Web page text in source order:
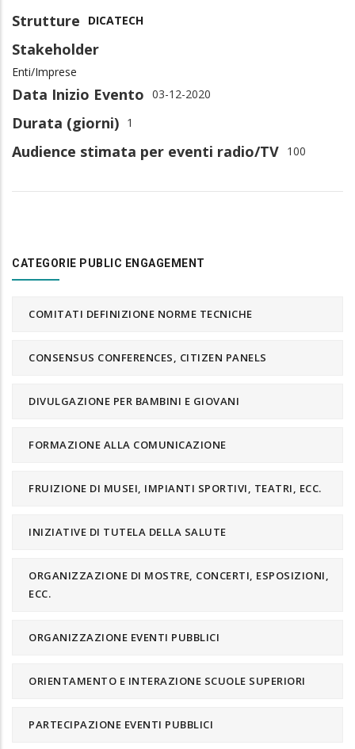
Strutture DICATECH
Stakeholder
Enti/Imprese
Data Inizio Evento 03-12-2020
Durata (giorni) 1
Audience stimata per eventi radio/TV 100
CATEGORIE PUBLIC ENGAGEMENT
COMITATI DEFINIZIONE NORME TECNICHE
CONSENSUS CONFERENCES, CITIZEN PANELS
DIVULGAZIONE PER BAMBINI E GIOVANI
FORMAZIONE ALLA COMUNICAZIONE
FRUIZIONE DI MUSEI, IMPIANTI SPORTIVI, TEATRI, ECC.
INIZIATIVE DI TUTELA DELLA SALUTE
ORGANIZZAZIONE DI MOSTRE, CONCERTI, ESPOSIZIONI,
ECC.
ORGANIZZAZIONE EVENTI PUBBLICI
ORIENTAMENTO E INTERAZIONE SCUOLE SUPERIORI
PARTECIPAZIONE EVENTI PUBBLICI